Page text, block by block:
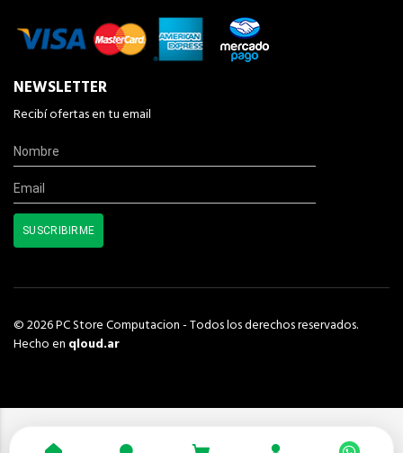
NEWSLETTER
Recibí ofertas en tu email
© 2026 PC Store Computacion - Todos los derechos reservados.
Hecho en qloud.ar